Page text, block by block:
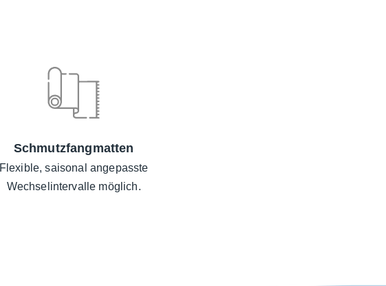
Schmutzfangmatten
Flexible, saisonal angepasste
Wechselintervalle möglich.